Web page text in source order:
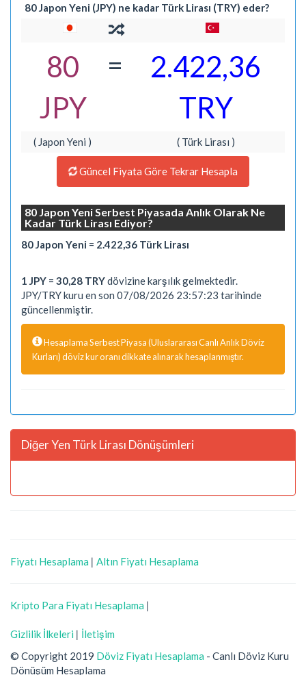
80 Japon Yeni (JPY) ne kadar Türk Lirası (TRY) eder?
80
JPY
=
2.422,36
TRY
( Japon Yeni ) ( Türk Lirası )
Güncel Fiyata Göre Tekrar Hesapla
80 Japon Yeni Serbest Piyasada Anlık Olarak Ne
Kadar Türk Lirası Ediyor?
80 Japon Yeni = 2.422,36 Türk Lirası
1 JPY = 30,28 TRYdövizine karşılık gelmektedir.
JPY/TRY kuru en son 07/08/2026 23:57:23 tarihinde
güncellenmiştir.
Hesaplama Serbest Piyasa (Uluslararası Canlı Anlık Döviz
Kurları) döviz kur oranı dikkate alınarak hesaplanmıştır.
Diğer Yen Türk Lirası Dönüşümleri
Fiyatı Hesaplama | Altın Fiyatı Hesaplama
Kripto Para Fiyatı Hesaplama |
Gizlilik İlkeleri | İletişim
© Copyright 2019 Döviz Fiyatı Hesaplama - Canlı Döviz Kuru
Dönüşüm Hesaplama